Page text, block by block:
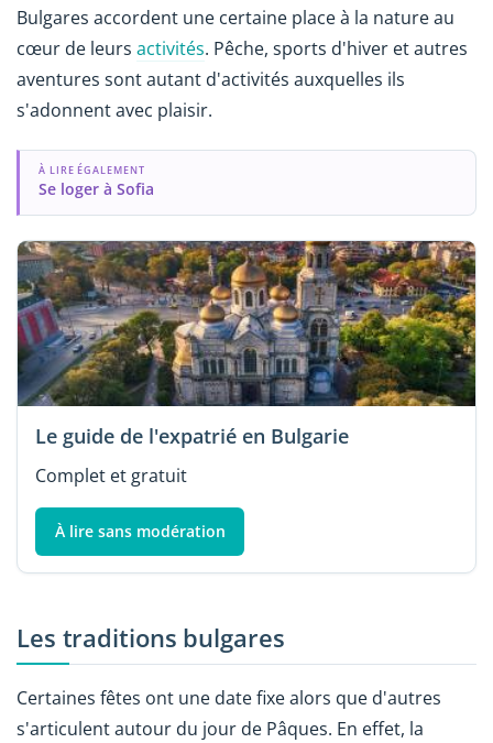
Bulgares accordent une certaine place à la nature au
cœur de leurs activités. Pêche, sports d'hiver et autres
aventures sont autant d'activités auxquelles ils
s'adonnent avec plaisir.
À LIRE ÉGALEMENT
Se loger à Sofia
Le guide de l'expatrié en Bulgarie
Complet et gratuit
À lire sans modération
Les traditions bulgares
Certaines fêtes ont une date fixe alors que d'autres
s'articulent autour du jour de Pâques. En effet, la